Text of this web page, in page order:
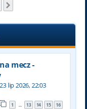
mecz -
23 lip 2026, 22:03
1 … 13 14 15 16